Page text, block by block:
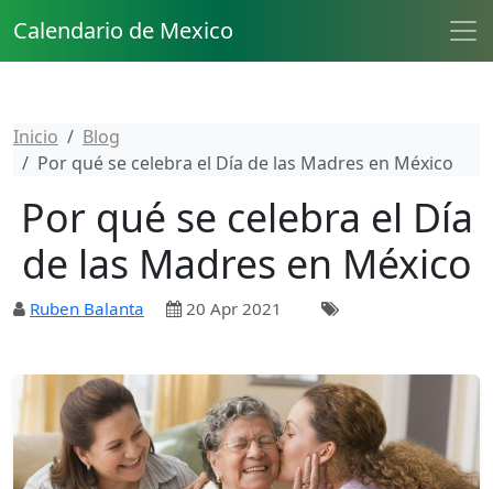
Calendario de Mexico
Inicio
Blog
Por qué se celebra el Día de las Madres en México
Por qué se celebra el Día
de las Madres en México
Ruben Balanta 20 Apr 2021